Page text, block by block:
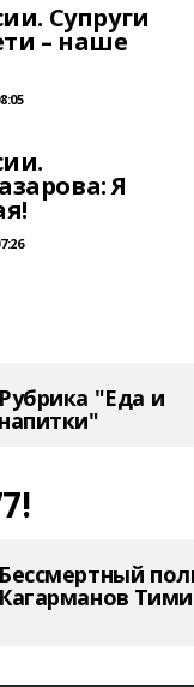
Супруги
– наше
Я
Рубрика "Еда и
напитки"
Бессмертный
Кагарманов